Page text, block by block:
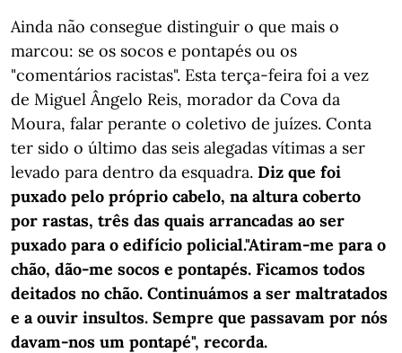
Ainda não consegue distinguir o que mais o
marcou: se os socos e pontapés ou os
"comentários racistas". Esta terça-feira foi a vez
de Miguel Ângelo Reis, morador da Cova da
Moura, falar perante o coletivo de juízes. Conta
ter sido o último das seis alegadas vítimas a ser
levado para dentro da esquadra. Diz que foi
puxado pelo próprio cabelo, na altura coberto
por rastas, três das quais arrancadas ao ser
puxado para o edifício policial."Atiram-me para o
chão, dão-me socos e pontapés. Ficamos todos
deitados no chão. Continuámos a ser maltratados
e a ouvir insultos. Sempre que passavam por nós
davam-nos um pontapé", recorda.